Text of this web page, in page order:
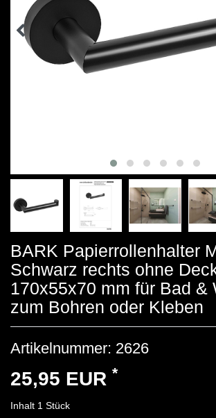
BARK Papierrollenhalter
Schwarz rechts ohne
170x55x70 mm für Bad &
zum Bohren oder Kleben
Artikelnummer: 2626
25,95 EUR *
Inhalt 1 Stück